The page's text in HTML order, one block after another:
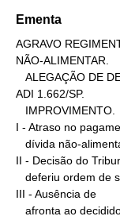
Ementa
AGRAVO
NÃO-ALIMENTAR.
ADI 1.662/SP.
I - Atraso no
II - Decisão do
III - Ausência de